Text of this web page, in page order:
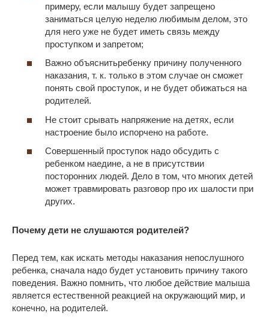
примеру, если малышу будет запрещено
заниматься целую неделю любимым делом, это
для него уже не будет иметь связь между
проступком и запретом;
Важно объяснитьребенку причину полученного
наказания, т. к. только в этом случае он сможет
понять свой проступок, и не будет обижаться на
родителей.
Не стоит срывать напряжение на детях, если
настроение было испорчено на работе.
Совершенный проступок надо обсудить с
ребенком наедине, а не в присутствии
посторонних людей. Дело в том, что многих детей
может травмировать разговор про их шалости при
других.
Почему дети не слушаются родителей?
Перед тем, как искать методы наказания непослушного
ребенка, сначала надо будет установить причину такого
поведения. Важно помнить, что любое действие малыша
является естественной реакцией на окружающий мир, и
конечно, на родителей.